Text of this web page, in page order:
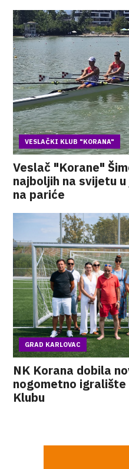
VESLAČKI KLUB "KORANA"
Veslač "Korane"
najboljih na svijetu
na pariće
GRAD KARLOVAC
NK Korana dobila
nogometno igralište
Klubu